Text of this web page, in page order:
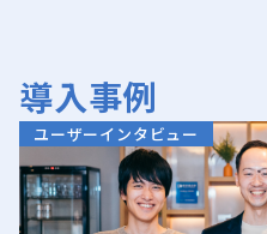
導入事例
ユーザーインタビュー